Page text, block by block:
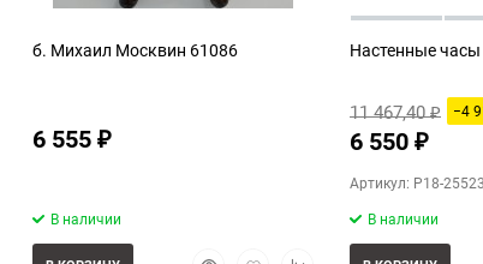
б. Михаил Москвин 61086
6 555 ₽
В наличии
Настенные
11 467,40₽ −4
6 550 ₽
Артикул: P18-25523
В наличии